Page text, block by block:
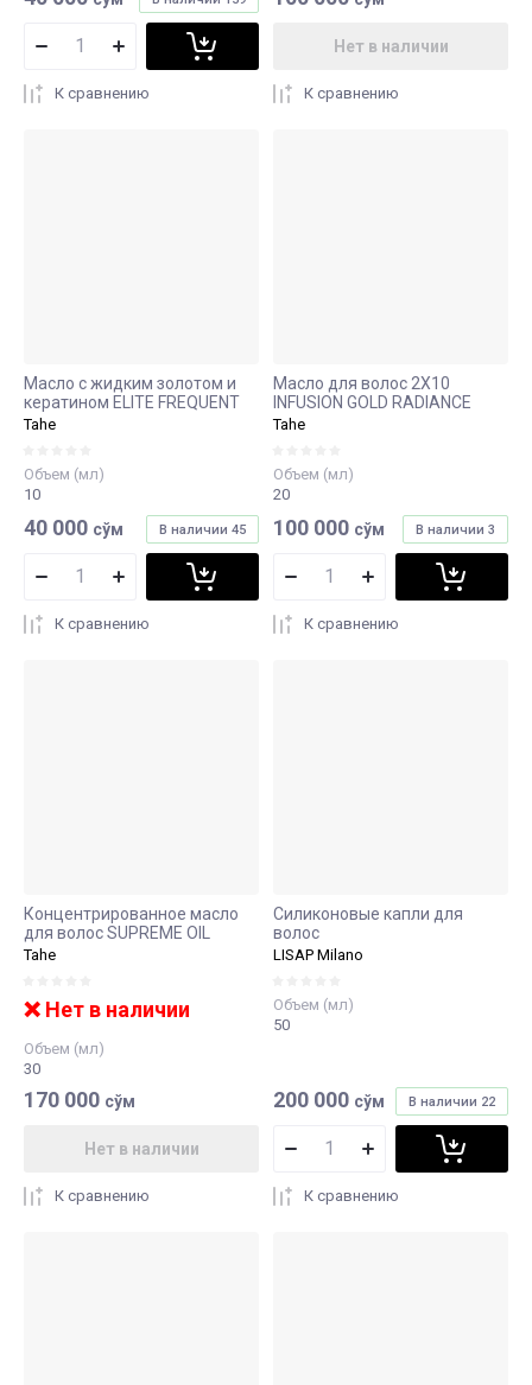
К сравнению
Нет в наличии
К сравнению
Масло с жидким золотом и
кератином ELITE FREQUENT
Tahe
Объем (мл)
10
В наличии 45
40 000 сўм
К сравнению
Масло для волос 2Х10
INFUSION GOLD RADIANCE
Tahe
Объем (мл)
20
В наличии 3
100 000 сўм
К сравнению
Концентрированное масло
для волос SUPREME OIL
Tahe
❌ Нет в наличии
Объем (мл)
30
170 000 сўм
Нет в наличии
К сравнению
Силиконовые капли для
волос
LISAP Milano
Объем (мл)
50
В наличии 22
200 000 сўм
К сравнению